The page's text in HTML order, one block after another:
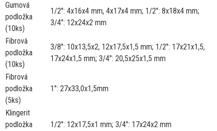
Gumová
podložka
(10ks)
1/2": 4x16x4 mm, 4x17x4 mm; 1/2": 8x18x4 mm;
3/4": 12x24x2 mm
Fibrová
podložka
(10ks)
3/8": 10x13,5x2, 12x17,5x1,5 mm; 1/2": 17x21x1,5,
17x24x1,5 mm; 3/4": 20,5x25x1,5 mm
Fibrová
podložka
(5ks)
1": 27x33,0x1,5mm
Klingerit
podložka
1/2": 12x17,5x1 mm; 3/4": 17x24x2 mm